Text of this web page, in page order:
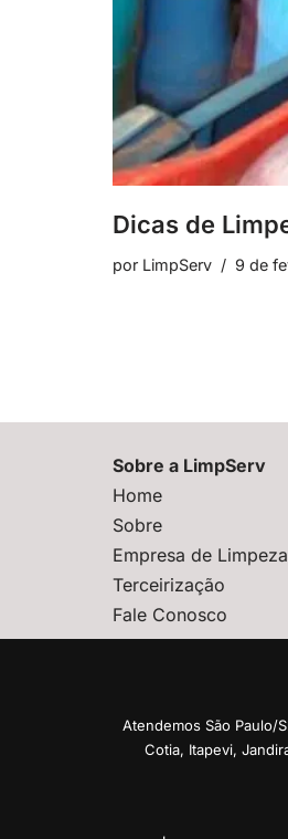
Dicas de
por LimpServ 9 de
Sobre a LimpServ
Home
Sobre
Empresa de Limpeza
Terceirização
Fale Conosco
Atendemos São Paulo/
Cotia, Itapevi,